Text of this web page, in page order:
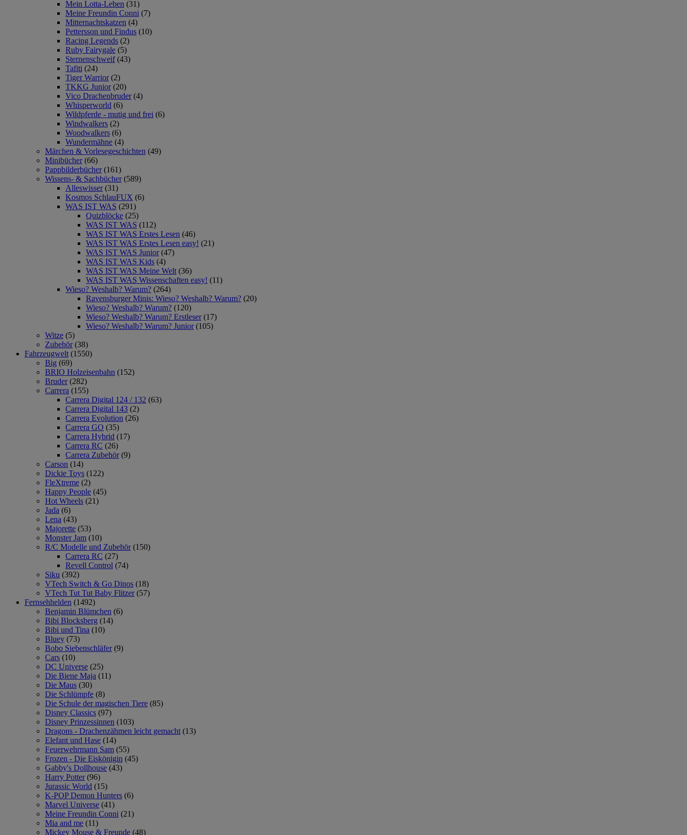
Mein Lotta-Leben (31)
Meine Freundin Conni (7)
Mitternachtskatzen (4)
Pettersson und Findus (10)
Racing Legends (2)
Ruby Fairygale (5)
Sternenschweif (43)
Tafiti (24)
Tiger Warrior (2)
TKKG Junior (20)
Vico Drachenbruder (4)
Whisperworld (6)
Wildpferde - mutig und frei (6)
Windwalkers (2)
Woodwalkers (6)
Wundermähne (4)
Märchen & Vorlesegeschichten (49)
Minibücher (66)
Pappbilderbücher (161)
Wissens- & Sachbücher (589)
Alleswisser (31)
Kosmos SchlauFUX (6)
WAS IST WAS (291)
Quizblöcke (25)
WAS IST WAS (112)
WAS IST WAS Erstes Lesen (46)
WAS IST WAS Erstes Lesen easy! (21)
WAS IST WAS Junior (47)
WAS IST WAS Kids (4)
WAS IST WAS Meine Welt (36)
WAS IST WAS Wissenschaften easy! (11)
Wieso? Weshalb? Warum? (264)
Ravensburger Minis: Wieso? Weshalb? Warum? (20)
Wieso? Weshalb? Warum? (120)
Wieso? Weshalb? Warum? Erstleser (17)
Wieso? Weshalb? Warum? Junior (105)
Witze (5)
Zubehör (38)
Fahrzeugwelt (1550)
Big (69)
BRIO Holzeisenbahn (152)
Bruder (282)
Carrera (155)
Carrera Digital 124 / 132 (63)
Carrera Digital 143 (2)
Carrera Evolution (26)
Carrera GO (35)
Carrera Hybrid (17)
Carrera RC (26)
Carrera Zubehör (9)
Carson (14)
Dickie Toys (122)
FleXtreme (2)
Happy People (45)
Hot Wheels (21)
Jada (6)
Lena (43)
Majorette (53)
Monster Jam (10)
R/C Modelle und Zubehör (150)
Carrera RC (27)
Revell Control (74)
Siku (392)
VTech Switch & Go Dinos (18)
VTech Tut Tut Baby Flitzer (57)
Fernsehhelden (1492)
Benjamin Blümchen (6)
Bibi Blocksberg (14)
Bibi und Tina (10)
Bluey (73)
Bobo Siebenschläfer (9)
Cars (10)
DC Universe (25)
Die Biene Maja (11)
Die Maus (30)
Die Schlümpfe (8)
Die Schule der magischen Tiere (85)
Disney Classics (97)
Disney Prinzessinnen (103)
Dragons - Drachenzähmen leicht gemacht (13)
Elefant und Hase (14)
Feuerwehrmann Sam (55)
Frozen - Die Eiskönigin (45)
Gabby's Dollhouse (43)
Harry Potter (96)
Jurassic World (15)
K-POP Demon Hunters (6)
Marvel Universe (41)
Meine Freundin Conni (21)
Mia and me (11)
Mickey Mouse & Freunde (48)